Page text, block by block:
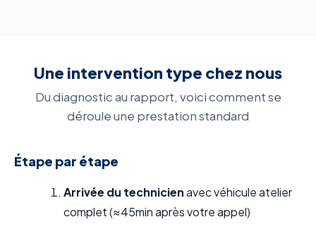
Une intervention type chez nous
Du diagnostic au rapport, voici comment se
déroule une prestation standard
Étape par étape
Arrivée du technicienavec véhicule atelier
complet (≈45min après votre appel)